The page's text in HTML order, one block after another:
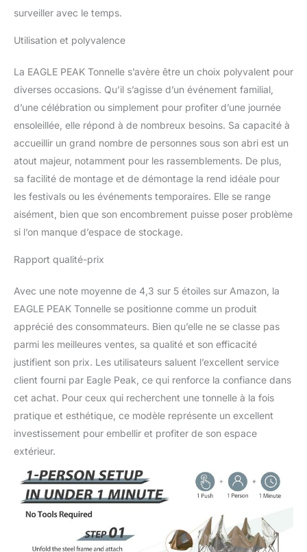
supérieure : le toit en
tissu Oxford 150D certifié
CPAI-84, ignifuge avec
protection UV UPF 50+
repose sur un cadre
robuste en acier de
haute qualité avec
pour une résistance à la
rouille. Le cadre Eagle
Peak est construit avec
un assemblage renforcé
nylon, ce qui le rend
supérieur aux autres
cadres reliés par des
rivets sur le marché. La
promesse Eagle Peak :
Eagle Peak offre une
an après vente à partir de
la date d'origine d'achat.
Contrairement à de
nombreux autres
produit pour nos cadres,
auvents et sacs. Si vous
avez d'autres questions,
veuillez contacter notre
équipe de service
professionnel.
surveiller avec le temps.
Utilisation et polyvalence
La EAGLE PEAK Tonnelle s’avère être un choix polyvalent pour
diverses occasions. Qu’il s’agisse d’un événement familial,
d’une célébration ou simplement pour profiter d’une journée
ensoleillée, elle répond à de nombreux besoins. Sa capacité à
accueillir un grand nombre de personnes sous son abri est un
atout majeur, notamment pour les rassemblements. De plus,
sa facilité de montage et de démontage la rend idéale pour
les festivals ou les événements temporaires. Elle se range
aisément, bien que son encombrement puisse poser problème
si l’on manque d’espace de stockage.
Rapport qualité-prix
Avec une note moyenne de 4,3 sur 5 étoiles sur Amazon, la
EAGLE PEAK Tonnelle se positionne comme un produit
apprécié des consommateurs. Bien qu’elle ne se classe pas
parmi les meilleures ventes, sa qualité et son efficacité
justifient son prix. Les utilisateurs saluent l’excellent service
client fourni par Eagle Peak, ce qui renforce la confiance dans
cet achat. Pour ceux qui recherchent une tonnelle à la fois
pratique et esthétique, ce modèle représente un excellent
investissement pour embellir et profiter de son espace
extérieur.